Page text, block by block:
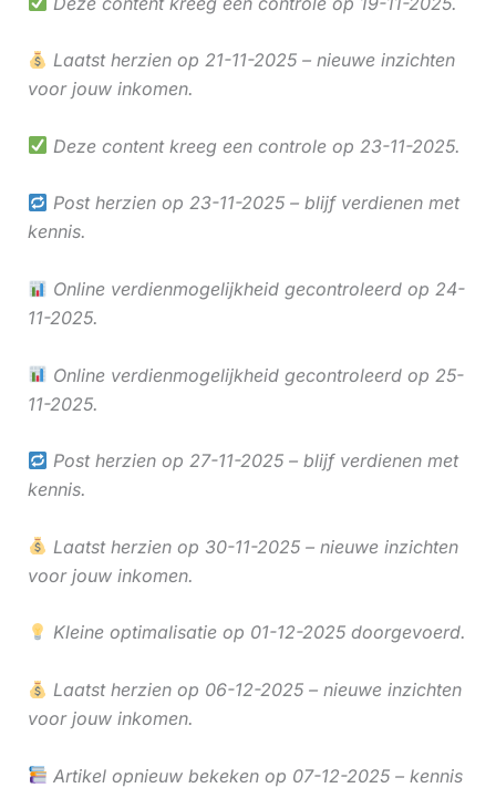
Laatst herzien op 21-11-2025 – nieuwe inzichten
voor jouw inkomen.
Deze content kreeg een controle op 23-11-2025.
Post herzien op 23-11-2025 – blijf verdienen met
kennis.
Online verdienmogelijkheid gecontroleerd op 24-
11-2025.
Online verdienmogelijkheid gecontroleerd op 25-
11-2025.
Post herzien op 27-11-2025 – blijf verdienen met
kennis.
Laatst herzien op 30-11-2025 – nieuwe inzichten
voor jouw inkomen.
Kleine optimalisatie op 01-12-2025 doorgevoerd.
Laatst herzien op 06-12-2025 – nieuwe inzichten
voor jouw inkomen.
Artikel opnieuw bekeken op 07-12-2025 – kennis